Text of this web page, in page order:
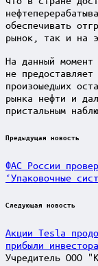
обеспечивать
рынок, так и на
На данный момент
не
произошедших
рынка нефти и
пристальным
Post
Предыдущая новость
ФАС России
‘Упаковочные
Следующая новость
Акции Tesla
прибыли
Учредитель ООО